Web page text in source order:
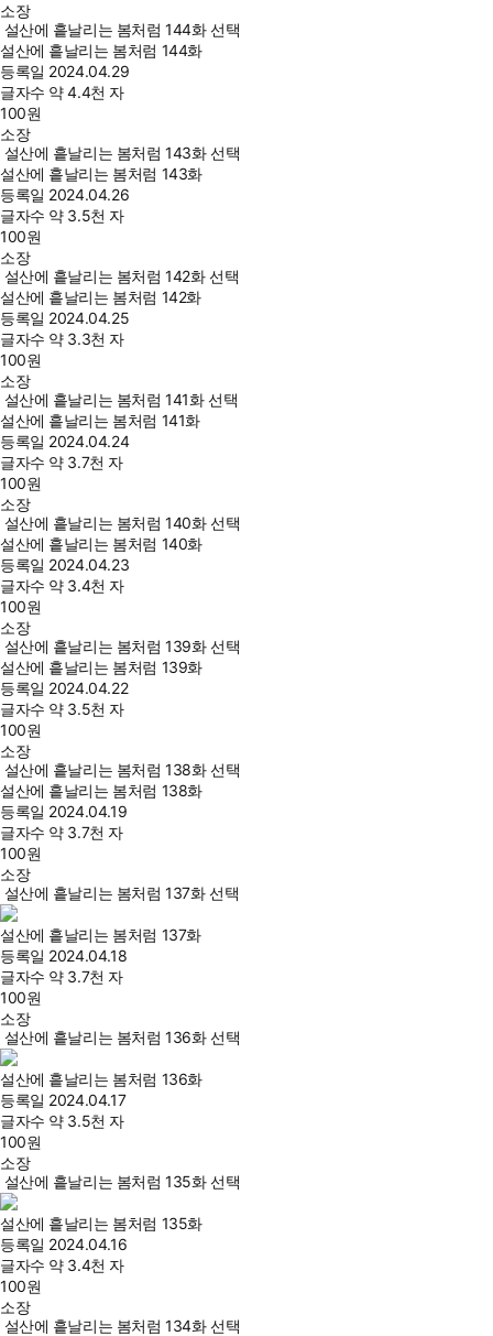
소장
설산에 흩날리는 봄처럼 144화 선택
설산에 흩날리는 봄처럼 144화
등록일 2024.04.29
글자수 약 4.4천 자
100원
소장
설산에 흩날리는 봄처럼 143화 선택
설산에 흩날리는 봄처럼 143화
등록일 2024.04.26
글자수 약 3.5천 자
100원
소장
설산에 흩날리는 봄처럼 142화 선택
설산에 흩날리는 봄처럼 142화
등록일 2024.04.25
글자수 약 3.3천 자
100원
소장
설산에 흩날리는 봄처럼 141화 선택
설산에 흩날리는 봄처럼 141화
등록일 2024.04.24
글자수 약 3.7천 자
100원
소장
설산에 흩날리는 봄처럼 140화 선택
설산에 흩날리는 봄처럼 140화
등록일 2024.04.23
글자수 약 3.4천 자
100원
소장
설산에 흩날리는 봄처럼 139화 선택
설산에 흩날리는 봄처럼 139화
등록일 2024.04.22
글자수 약 3.5천 자
100원
소장
설산에 흩날리는 봄처럼 138화 선택
설산에 흩날리는 봄처럼 138화
등록일 2024.04.19
글자수 약 3.7천 자
100원
소장
설산에 흩날리는 봄처럼 137화 선택
설산에 흩날리는 봄처럼 137화
등록일 2024.04.18
글자수 약 3.7천 자
100원
소장
설산에 흩날리는 봄처럼 136화 선택
설산에 흩날리는 봄처럼 136화
등록일 2024.04.17
글자수 약 3.5천 자
100원
소장
설산에 흩날리는 봄처럼 135화 선택
설산에 흩날리는 봄처럼 135화
등록일 2024.04.16
글자수 약 3.4천 자
100원
소장
설산에 흩날리는 봄처럼 134화 선택